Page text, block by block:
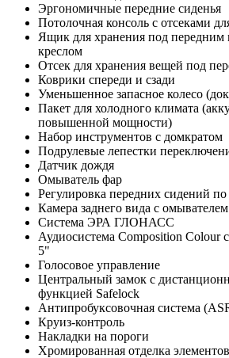
Эргономичные передние сиденья
Потолочная консоль с отсеками
Ящик для хранения под передним
креслом
Отсек для хранения вещей под
Коврики спереди и сзади
Уменьшенное запасное колесо
Пакет для холодного климата
повышенной мощности)
Набор инструментов с домкратом
Подрулевые лепестки
Датчик дождя
Омыватель фар
Регулировка передних сидений
Камера заднего вида с омывателем
Система ЭРА ГЛОНАСС
Аудиосистема Composition Colour
5"
Голосовое управление
Центральный замок с
функцией Safelock
Антипробуксовочная система
Круиз-контроль
Накладки на пороги
Хромированная отделка